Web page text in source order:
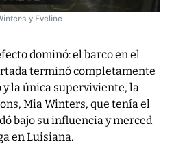
y Eveline
dominó: el barco en el
terminó completamente
la única superviviente, la
Mia Winters, que tenía el
bajo su influencia y merced
en Luisiana.